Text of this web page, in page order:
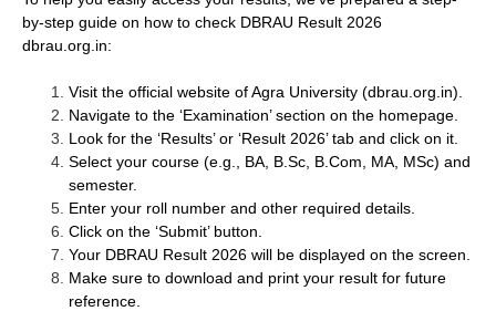
by-step guide on how to check DBRAU Result 2026
dbrau.org.in:
Visit the official website of Agra University (dbrau.org.in).
Navigate to the ‘Examination’ section on the homepage.
Look for the ‘Results’ or ‘Result 2026’ tab and click on it.
Select your course (e.g., BA, B.Sc, B.Com, MA, MSc) and
semester.
Enter your roll number and other required details.
Click on the ‘Submit’ button.
Your DBRAU Result 2026 will be displayed on the screen.
Make sure to download and print your result for future
reference.